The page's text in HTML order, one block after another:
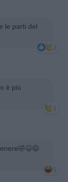
le parti del
2
è più
1
1